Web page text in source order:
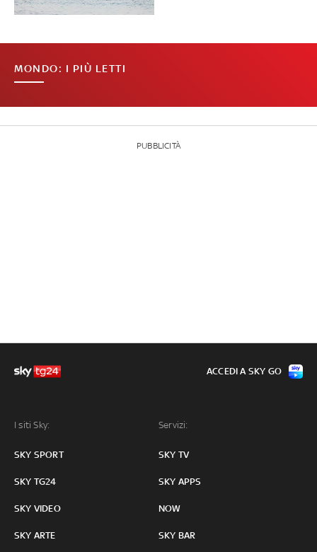
MONDO: I PIÙ LETTI
PUBBLICITÀ
I siti Sky:
SKY SPORT
SKY TG24
SKY VIDEO
SKY ARTE
Servizi:
SKY TV
SKY APPS
NOW
SKY BAR
ACCEDI A SKY GO